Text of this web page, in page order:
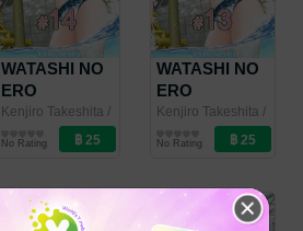
WATASHI NO
ERO
(KOGUCHI)
SENSEI
อาจารย์โคกุจิ
ฉัน (เล่ม2) ตอน
ที่ 14
Kenjiro Takeshita /
PHOENIX NEXT
การ์ตูนรายตอน
No Rating
WATASHI NO
ERO
(KOGUCHI)
SENSEI
อาจารย์โคกุจิ
ฉัน (เล่ม2) ตอน
ที่ 13
Kenjiro Takeshita /
PHOENIX NEXT
การ์ตูนรายตอน
No Rating